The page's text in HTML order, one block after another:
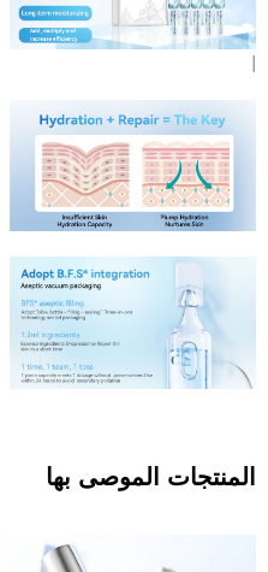
|
المنتجات الموصى بها